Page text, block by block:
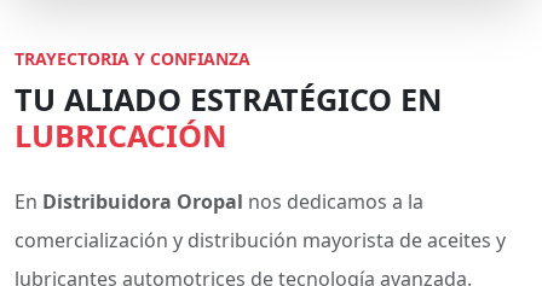
TRAYECTORIA Y CONFIANZA
TU ALIADO ESTRATÉGICO EN
LUBRICACIÓN
En Distribuidora Oropal nos dedicamos a la
comercialización y distribución mayorista de aceites y
lubricantes automotrices de tecnología avanzada.